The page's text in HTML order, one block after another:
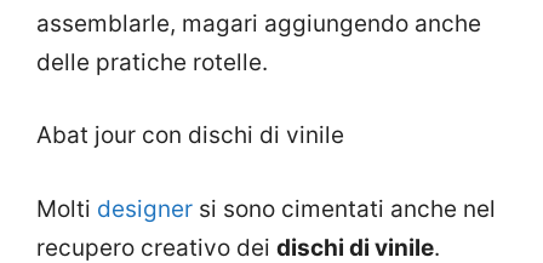
assemblarle, magari aggiungendo anche
delle pratiche rotelle.
Abat jour con dischi di vinile
Molti designer si sono cimentati anche nel
recupero creativo dei dischi di vinile.